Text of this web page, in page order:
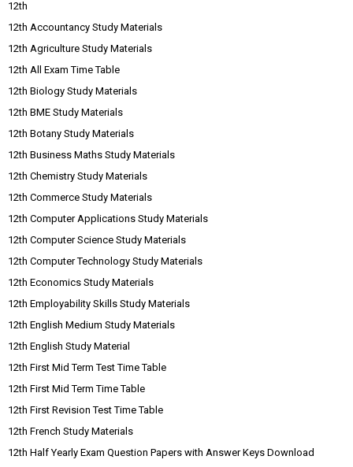
12th
12th Accountancy Study Materials
12th Agriculture Study Materials
12th All Exam Time Table
12th Biology Study Materials
12th BME Study Materials
12th Botany Study Materials
12th Business Maths Study Materials
12th Chemistry Study Materials
12th Commerce Study Materials
12th Computer Applications Study Materials
12th Computer Science Study Materials
12th Computer Technology Study Materials
12th Economics Study Materials
12th Employability Skills Study Materials
12th English Medium Study Materials
12th English Study Material
12th First Mid Term Test Time Table
12th First Mid Term Time Table
12th First Revision Test Time Table
12th French Study Materials
12th Half Yearly Exam Question Papers with Answer Keys Download